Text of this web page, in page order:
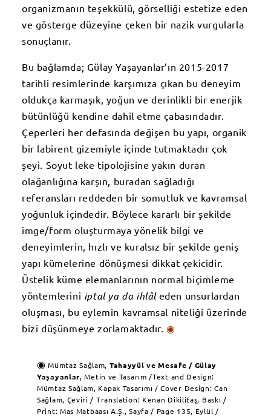
organizmanın teşekkülü, görselliği estetize eden
ve gösterge düzeyine çeken bir nazik vurgularla
sonuçlanır.
Bu bağlamda; Gülay Yaşayanlar’ın 2015-2017
tarihli resimlerinde karşımıza çıkan bu deneyim
oldukça karmaşık, yoğun ve derinlikli bir enerjik
bütünlüğü kendine dahil etme çabasındadır.
Çeperleri her defasında değişen bu yapı, organik
bir labirent gizemiyle içinde tutmaktadır çok
şeyi. Soyut leke tipolojisine yakın duran
olağanlığına karşın, buradan sağladığı
referansları reddeden bir somutluk ve kavramsal
yoğunluk içindedir. Böylece kararlı bir şekilde
imge/form oluşturmaya yönelik bilgi ve
deneyimlerin, hızlı ve kuralsız bir şekilde geniş
yapı kümelerine dönüşmesi dikkat çekicidir.
Üstelik küme elemanlarının normal biçimleme
yöntemlerini iptal ya da ihlâleden unsurlardan
oluşması, bu eylemin kavramsal niteliği üzerinde
bizi düşünmeye zorlamaktadır. ◉
◉ Mümtaz Sağlam, Tahayyül ve Mesafe / Gülay
Yaşayanlar, Metin ve Tasarım /Text and Design:
Mümtaz Sağlam, Kapak Tasarımı / Cover Design: Can
Sağlam, Çeviri / Translation: Kenan Dikilitaş, Baskı /
Print: Mas Matbaası A.Ş., Sayfa / Page 135, Eylül /